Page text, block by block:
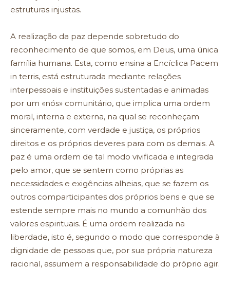
estruturas injustas.
A realização da paz depende sobretudo do
reconhecimento de que somos, em Deus, uma única
família humana. Esta, como ensina a Encíclica Pacem
in terris, está estruturada mediante relações
interpessoais e instituições sustentadas e animadas
por um «nós» comunitário, que implica uma ordem
moral, interna e externa, na qual se reconheçam
sinceramente, com verdade e justiça, os próprios
direitos e os próprios deveres para com os demais. A
paz é uma ordem de tal modo vivificada e integrada
pelo amor, que se sentem como próprias as
necessidades e exigências alheias, que se fazem os
outros comparticipantes dos próprios bens e que se
estende sempre mais no mundo a comunhão dos
valores espirituais. É uma ordem realizada na
liberdade, isto é, segundo o modo que corresponde à
dignidade de pessoas que, por sua própria natureza
racional, assumem a responsabilidade do próprio agir.